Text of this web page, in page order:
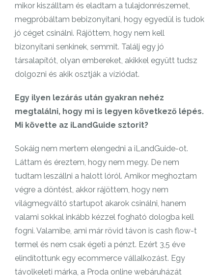
mikor kiszálltam és eladtam a tulajdonrészemet,
megpróbáltam bebizonyítani, hogy egyedül is tudok
jó céget csinálni. Rájöttem, hogy nem kell
bizonyítani senkinek, semmit. Találj egy jó
társalapítót, olyan embereket, akikkel együtt tudsz
dolgozni és akik osztják a víziódat.
Egy ilyen lezárás után gyakran nehéz
megtalálni, hogy mi is legyen következő lépés.
Mi követte az iLandGuide sztorit?
Sokáig nem mertem elengedni a iLandGuide-ot.
Láttam és éreztem, hogy nem megy. De nem
tudtam leszállni a halott lóról. Amikor meghoztam
végre a döntést, akkor rájöttem, hogy nem
világmegváltó startupot akarok csinálni, hanem
valami sokkal inkább kézzel fogható dologba kell
fogni. Valamibe, ami már rövid távon is cash flow-t
termel és nem csak égeti a pénzt. Ezért 3,5 éve
elindítottunk egy ecommerce vállalkozást. Egy
távolkeleti márka, a Proda online webáruházát